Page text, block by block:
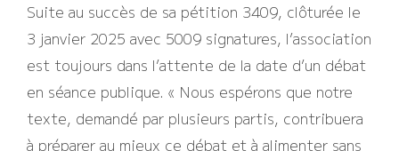
Suite au succès de sa pétition 3409, clôturée le
3 janvier 2025 avec 5009 signatures, l’association
est toujours dans l’attente de la date d’un débat
en séance publique. « Nous espérons que notre
texte, demandé par plusieurs partis, contribuera
à préparer au mieux ce débat et à alimenter sans